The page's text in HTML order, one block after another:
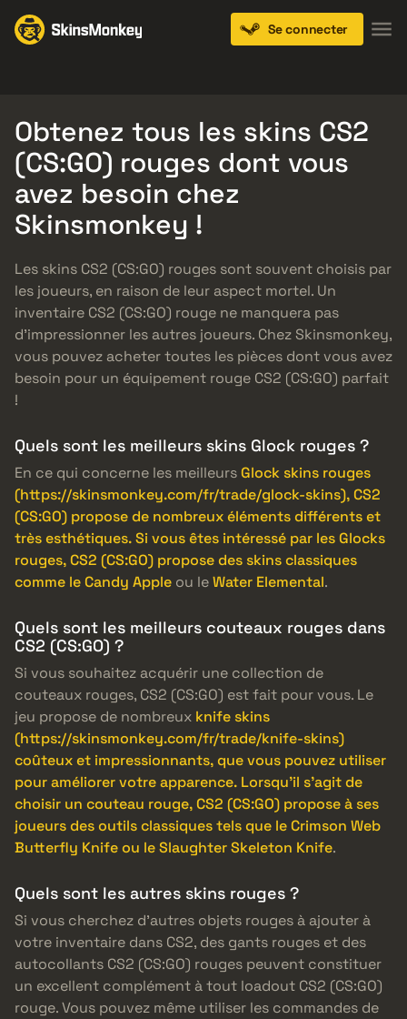
Se connecter
Obtenez tous les skins CS2
(CS:GO) rouges dont vous
avez besoin chez
Skinsmonkey !
Les skins CS2 (CS:GO) rouges sont souvent choisis par
les joueurs, en raison de leur aspect mortel. Un
inventaire CS2 (CS:GO) rouge ne manquera pas
d’impressionner les autres joueurs. Chez Skinsmonkey,
vous pouvez acheter toutes les pièces dont vous avez
besoin pour un équipement rouge CS2 (CS:GO) parfait
!
Quels sont les meilleurs skins Glock rouges ?
En ce qui concerne les meilleursGlock skins rouges
(https://skinsmonkey.com/fr/trade/glock-skins), CS2
(CS:GO) propose de nombreux éléments différents et
très esthétiques. Si vous êtes intéressé par les Glocks
rouges, CS2 (CS:GO) propose des skins classiques
comme le Candy Apple ou leWater Elemental.
Quels sont les meilleurs couteaux rouges dans
CS2 (CS:GO) ?
Si vous souhaitez acquérir une collection de
couteaux rouges, CS2 (CS:GO) est fait pour vous. Le
jeu propose de nombreux knife skins
(https://skinsmonkey.com/fr/trade/knife-skins)
coûteux et impressionnants, que vous pouvez utiliser
pour améliorer votre apparence. Lorsqu’il s’agit de
choisir un couteau rouge, CS2 (CS:GO) propose à ses
joueurs des outils classiques tels que le Crimson Web
Butterfly Knife ou le Slaughter Skeleton Knife.
Quels sont les autres skins rouges ?
Si vous cherchez d’autres objets rouges à ajouter à
votre inventaire dans CS2, des gants rouges et des
autocollants CS2 (CS:GO) rouges peuvent constituer
un excellent complément à tout loadout CS2 (CS:GO)
rouge. Vous pouvez même utiliser les commandes de